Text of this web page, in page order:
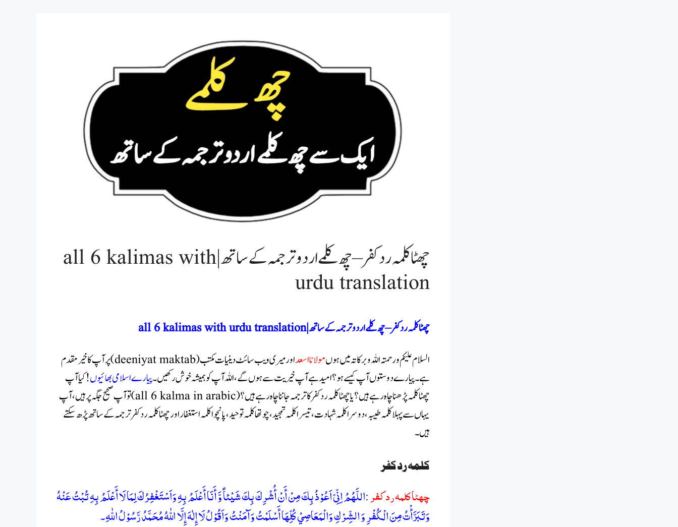
چھٹا کلمہ رد کفر – چھ کلمے اردو ترجمہ کے ساتھ | all 6 kalimas with
urdu translation
چھٹا کلمہ رد کفر – چھ کلمے اردو ترجمہ کے ساتھ | all 6 kalimas with urdu translation
السلام علیکم ورحمتہ اللہ وبرکاتہ میں ہوںمولانا اسعد
اور میری ویب سائٹ دینیات مکتب (deeniyat maktab) پر آپ کا خیر مقدم
ہے۔ پیارے دوستوں آپ کیسے ہو؟ امید ہے آپ خیریت سے ہوں گے، اللہ آپ کو ہمیشہ خوش رکھیں ۔پیارے اسلامی بھائیوں! کیا آپ
چھٹا کلمہ پڑھنا چاہ رہے ہیں؟ یا چھٹا کلمہ رد کفر کا ترجمہ جاننا چاہ رہے ہیں؟ (all 6 kalma in arabic)
تو آپ صحیح جگہ پر ہیں، آپ
یہاں سےپہلا کلمہ طیبہ،دوسرا کلمہ شہادت،تیسرا کلمہ تمجید،چوتھا کلمہ توحید،پانچوا کلمہ استغفار اور چھٹا کلمہ رد کفر ترجمہ کے ساتھ پڑھ سکتے
ہیں۔
کلمہ رد کفر
چھٹا کلمہ رد كفر:اللَّهُمُ اِنِّىّ اَعُوْذُ بِكَ مِنْ أَنْ أُشْرِكَ بِكَ شَیْئاً وَّ أَنَا أَعْلَمُ بِهِ وَاَسْتَغْفِرُكَ لِمَا لَا أَعْلَمُ بِهِ تُبْتُ عَنْهُ
وَتَبَرَّأْتُ مِنَ الْكُفْرِ وَ الشِّرْكِ وَالْمَعَاصِيْ كُلِّهَا أَسْلَمْتُ وَآمَنْتُ وَاَقُوْلُ لَا إِلٰهَ إِلَّا اللّٰهُ مُحَمَّدُ رَّسُوْلُ اللّٰهِ۔